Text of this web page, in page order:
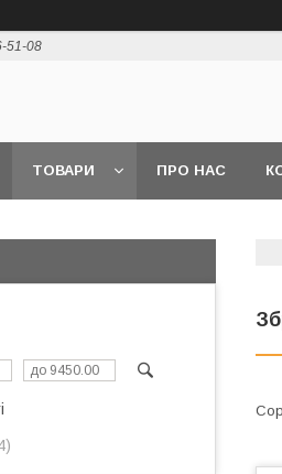
51-08
ТОВАРИ ПРО НАС